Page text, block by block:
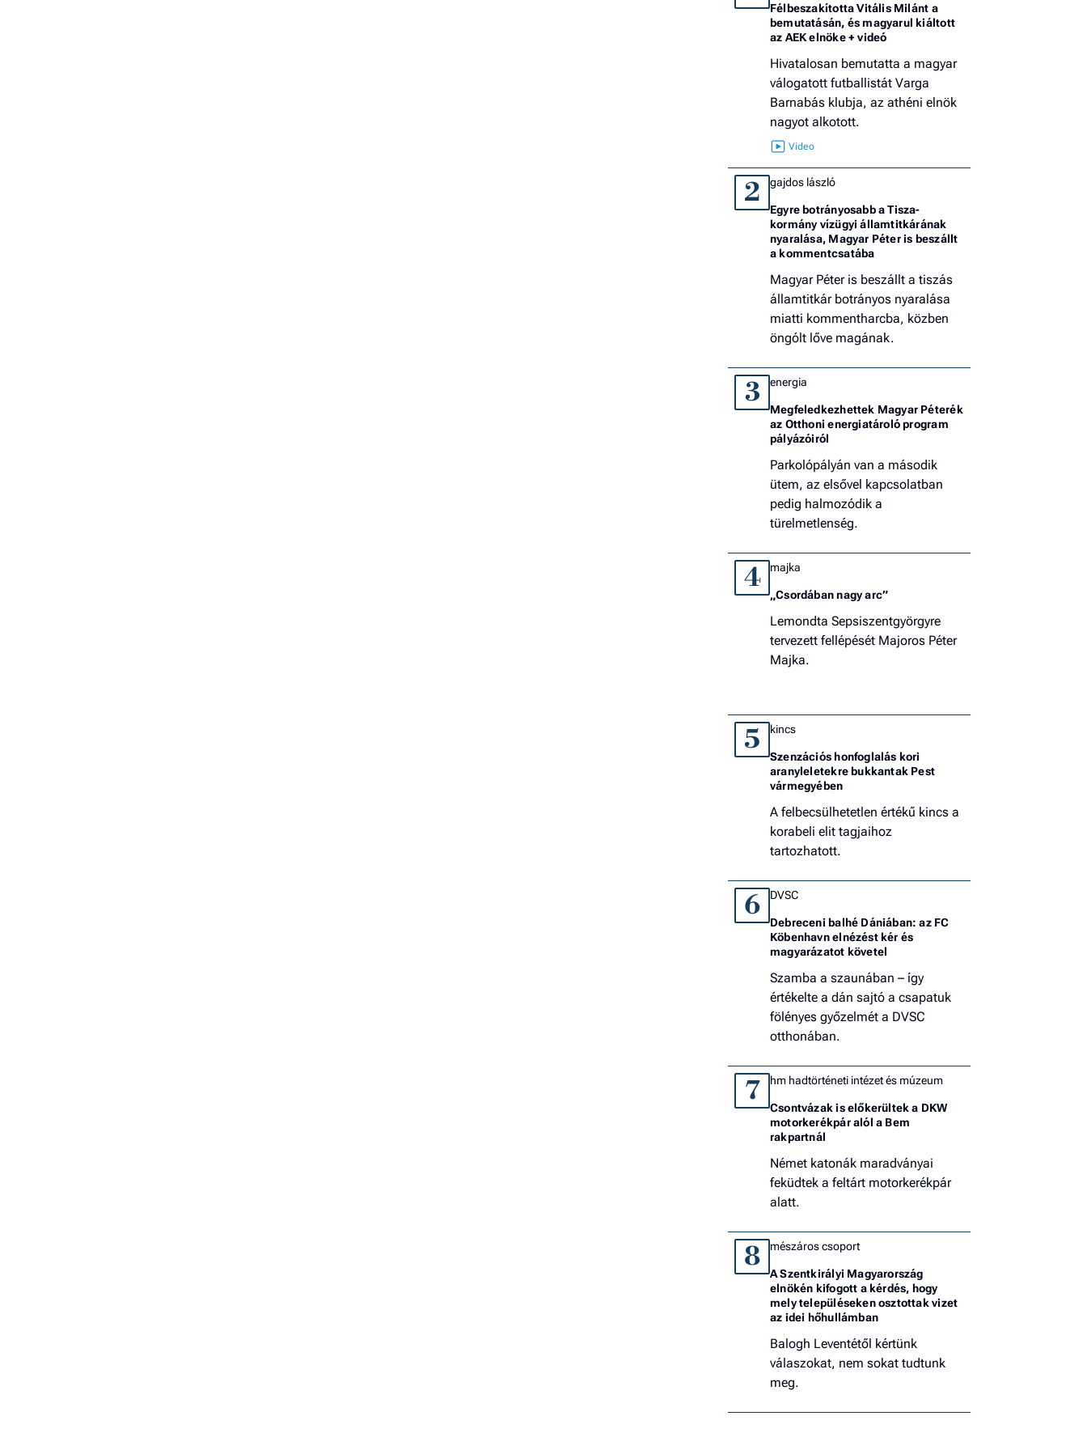
Félbeszakította Vitális Milánt a
bemutatásán, és magyarul kiáltott
az AEK elnöke + videó
Hivatalosan bemutatta a magyar
válogatott futballistát Varga
Barnabás klubja, az athéni elnök
nagyot alkotott.
2 gajdos lászló
Egyre botrányosabb a Tisza-
kormány vízügyi államtitkárának
nyaralása, Magyar Péter is beszállt
a kommentcsatába
Magyar Péter is beszállt a tiszás
államtitkár botrányos nyaralása
miatti kommentharcba, közben
öngólt lőve magának.
3 energia
Megfeledkezhettek Magyar Péterék
az Otthoni energiatároló program
pályázóiról
Parkolópályán van a második
ütem, az elsővel kapcsolatban
pedig halmozódik a
türelmetlenség.
4 majka
„Csordában nagy arc”
Lemondta Sepsiszentgyörgyre
tervezett fellépését Majoros Péter
Majka.
5 kincs
Szenzációs honfoglalás kori
aranyleletekre bukkantak Pest
vármegyében
A felbecsülhetetlen értékű kincs a
korabeli elit tagjaihoz
tartozhatott.
6 DVSC
Debreceni balhé Dániában: az FC
Köbenhavn elnézést kér és
magyarázatot követel
Szamba a szaunában – így
értékelte a dán sajtó a csapatuk
fölényes győzelmét a DVSC
otthonában.
7 hm hadtörténeti intézet és múzeum
Csontvázak is előkerültek a DKW
motorkerékpár alól a Bem
rakpartnál
Német katonák maradványai
feküdtek a feltárt motorkerékpár
alatt.
8 mészáros csoport
A Szentkirályi Magyarország
elnökén kifogott a kérdés, hogy
mely településeken osztottak vizet
az idei hőhullámban
Balogh Leventétől kértünk
válaszokat, nem sokat tudtunk
meg.